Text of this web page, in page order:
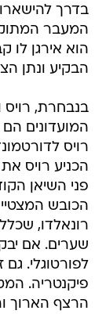
בדרך
הוא אירגן לו
הבקיע ונתן
בנבחרת, רויס
המועדונים
רויס
הכניע רויס
פני השיאן
הכובש
שערים. אם
לפורטוגלי.
פיקנטריה.
הרצף הארוך